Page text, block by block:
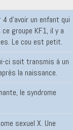
d’avoir un enfant qui
groupe KF1, il y a
Le cou est petit.
ci soit transmis à un
la naissance.
le syndrome
sexuel X. Une